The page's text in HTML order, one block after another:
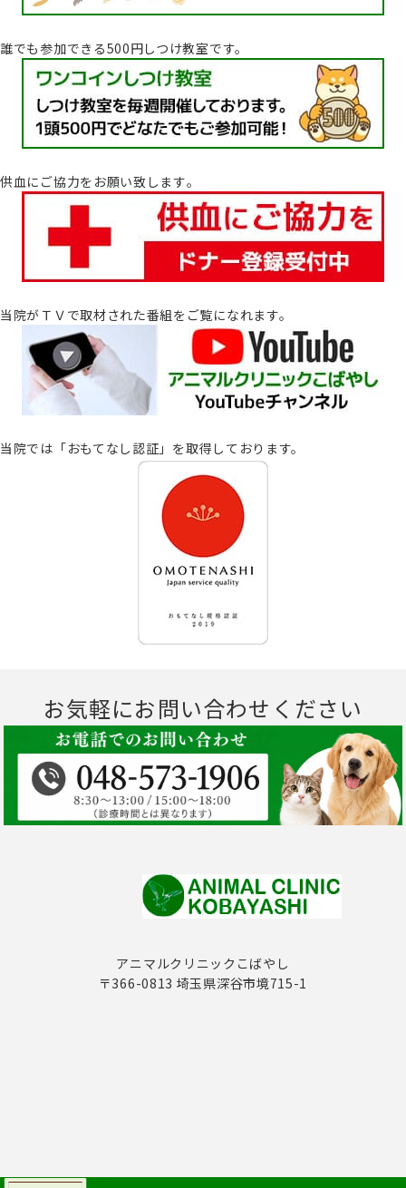
誰でも参加できる500円しつけ教室です。
供血にご協力をお願い致します｡
当院がＴＶで取材された番組をご覧になれます。
当院では「おもてなし認証」を取得しております。
お気軽にお問い合わせください
アニマルクリニックこばやし
〒366-0813 埼玉県深谷市境715-1